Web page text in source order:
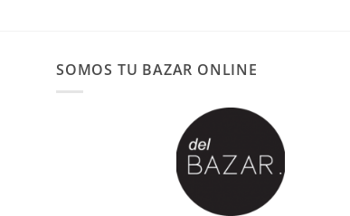
múltiples
opciones
se
pueden
elegir
en
SOMOS TU BAZAR ONLINE